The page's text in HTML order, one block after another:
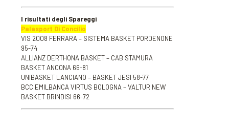
I risultati degli Spareggi
Palasport Di Concilio
VIS 2008 FERRARA – SISTEMA BASKET PORDENONE
95-74
ALLIANZ DERTHONA BASKET – CAB STAMURA
BASKET ANCONA 66-81
UNIBASKET LANCIANO – BASKET JESI 58-77
BCC EMILBANCA VIRTUS BOLOGNA – VALTUR NEW
BASKET BRINDISI 66-72